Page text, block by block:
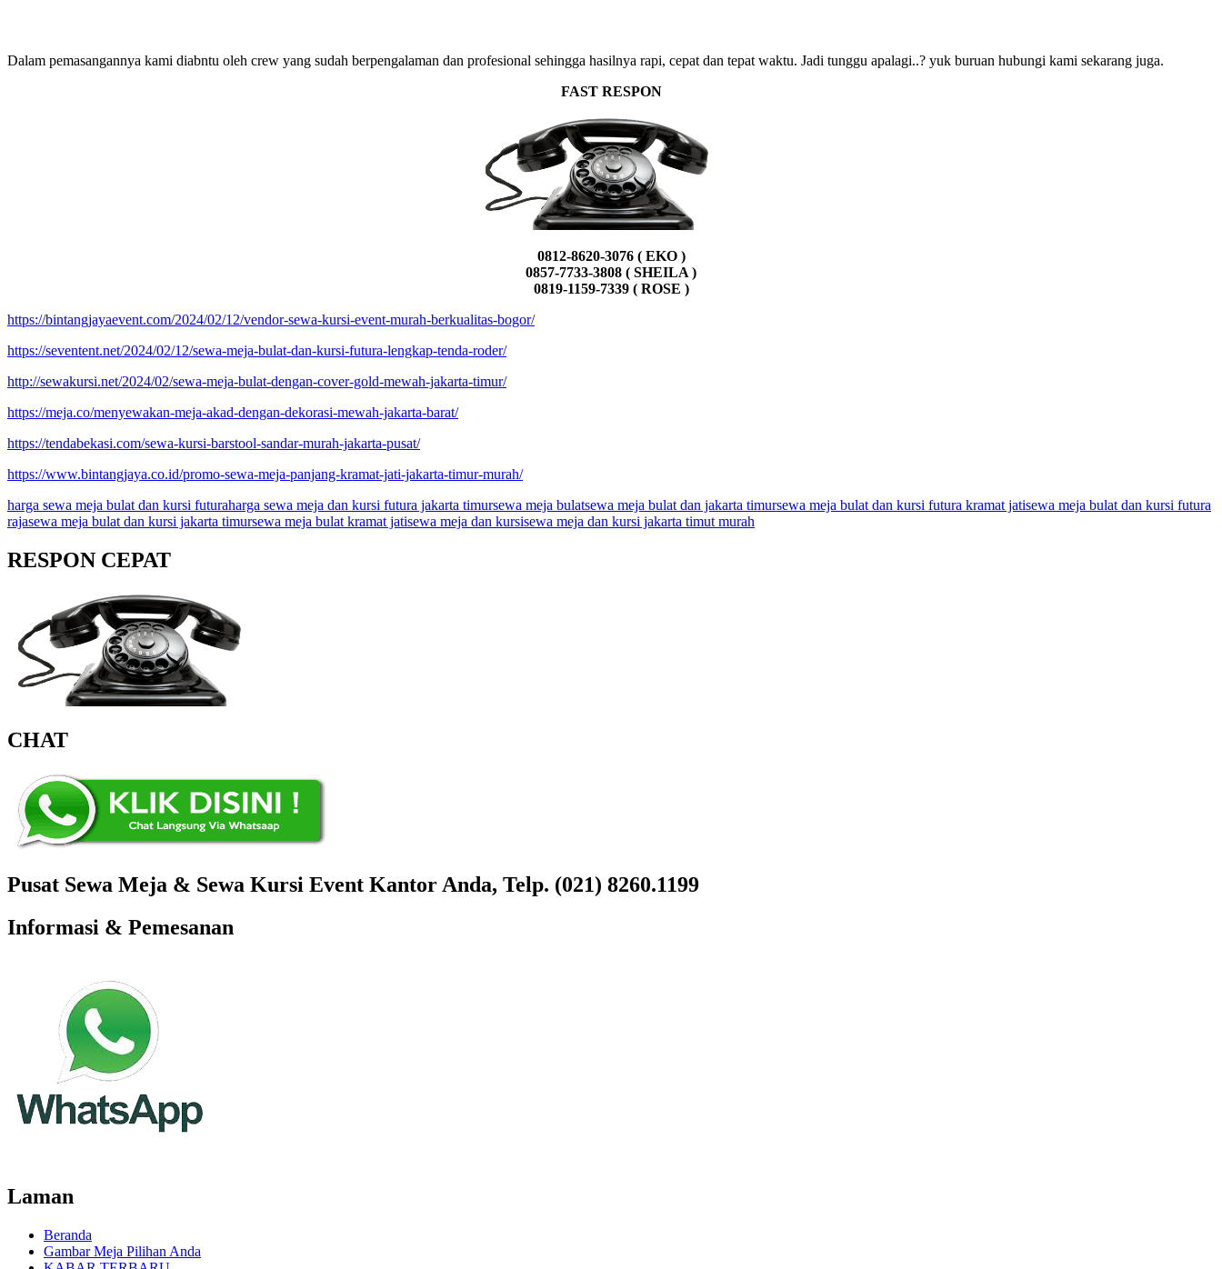
Dalam pemasangannya kami diabntu oleh crew yang sudah berpengalaman dan profesional sehingga hasilnya rapi, cepat dan tepat waktu. Jadi tunggu apalagi..? yuk buruan hubungi kami sekarang juga.
FAST RESPON
0812-8620-3076 ( EKO )
0857-7733-3808 ( SHEILA )
0819-1159-7339 ( ROSE )
https://bintangjayaevent.com/2024/02/12/vendor-sewa-kursi-event-murah-berkualitas-bogor/
https://seventent.net/2024/02/12/sewa-meja-bulat-dan-kursi-futura-lengkap-tenda-roder/
http://sewakursi.net/2024/02/sewa-meja-bulat-dengan-cover-gold-mewah-jakarta-timur/
https://meja.co/menyewakan-meja-akad-dengan-dekorasi-mewah-jakarta-barat/
https://tendabekasi.com/sewa-kursi-barstool-sandar-murah-jakarta-pusat/
https://www.bintangjaya.co.id/promo-sewa-meja-panjang-kramat-jati-jakarta-timur-murah/
harga sewa meja bulat dan kursi futuraharga sewa meja dan kursi futura jakarta timursewa meja bulatsewa meja bulat dan jakarta timursewa meja bulat dan kursi futura kramat jatisewa meja bulat dan kursi futura
rajasewa meja bulat dan kursi jakarta timursewa meja bulat kramat jatisewa meja dan kursisewa meja dan kursi jakarta timut murah
RESPON CEPAT
CHAT
Pusat Sewa Meja & Sewa Kursi Event Kantor Anda, Telp. (021) 8260.1199
Informasi & Pemesanan
Laman
Beranda
Gambar Meja Pilihan Anda